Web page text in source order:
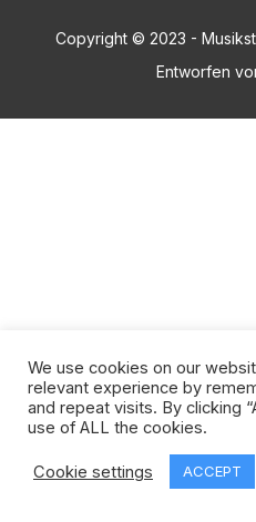
Copyright © 2023 -
Entworfen
We use cookies on our
relevant experience by
and repeat visits. By clicking
use of ALL the cookies.
Cookie settings ACCEPT